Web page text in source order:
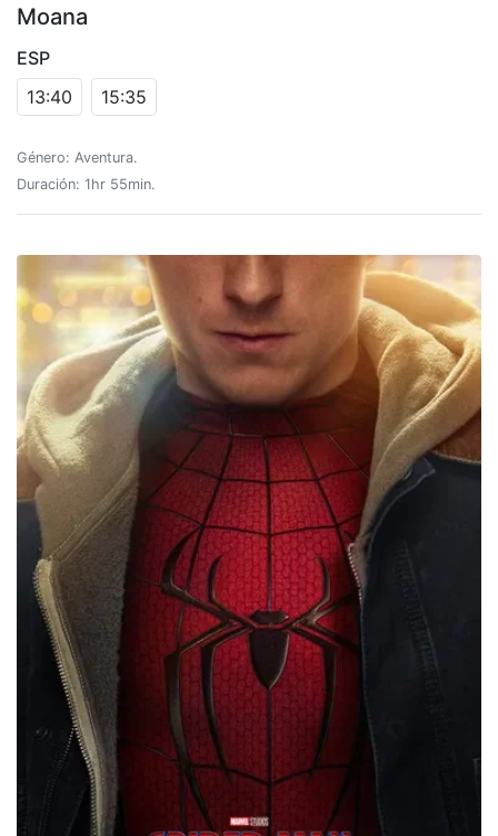
Moana
ESP
13:40
15:35
Género: Aventura.
Duración: 1hr 55min.